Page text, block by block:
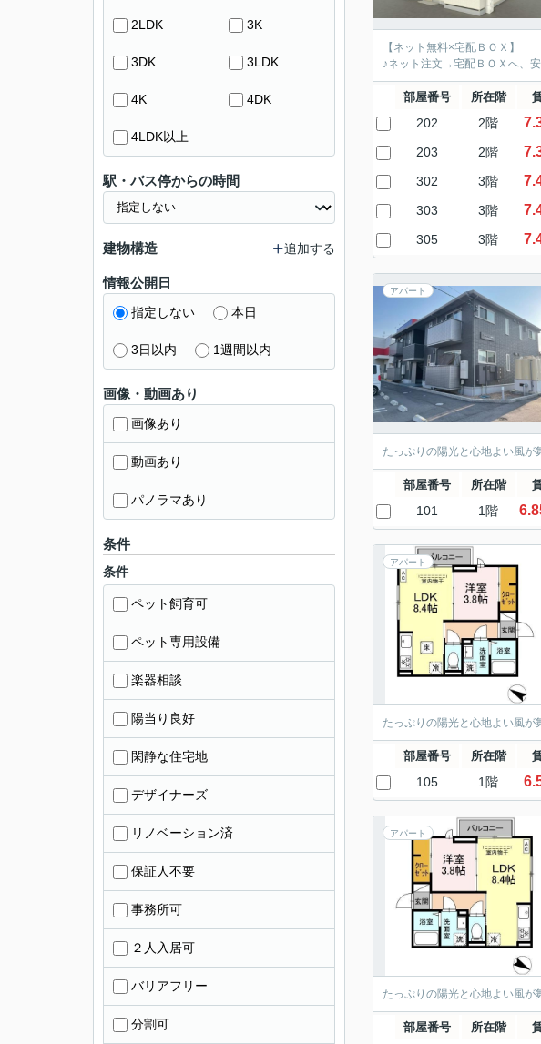
【ネット無料×宅配ＢＯＸ】
♪ネット注文→宅配ＢＯＸへ、
部屋番号 所在階
202 2階
203 2階
302 3階
303 3階
305 3階
アパート
たっぷりの陽光と心地よい風が
部屋番号 所在階
101 1階
アパート
たっぷりの陽光と心地よい風が
部屋番号 所在階
105 1階
アパート
たっぷりの陽光と心地よい風が
部屋番号 所在階
2LDK 3K
3DK 3LDK
4K 4DK
4LDK以上
駅・バス停からの時間
建物構造 追加する
情報公開日
指定しない 本日
3日以内 1週間以内
画像・動画あり
画像あり
動画あり
パノラマあり
条件
条件
ペット飼育可
ペット専用設備
楽器相談
陽当り良好
閑静な住宅地
デザイナーズ
リノベーション済
保証人不要
事務所可
２人入居可
バリアフリー
分割可